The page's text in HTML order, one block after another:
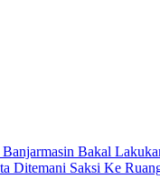
Bakal
Ditemani Saksi Ke